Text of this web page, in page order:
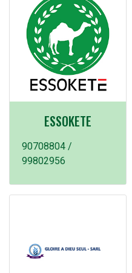
ESSOKETE
90708804 /
99802956